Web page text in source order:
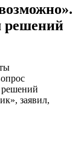
решений
решений
заявил,